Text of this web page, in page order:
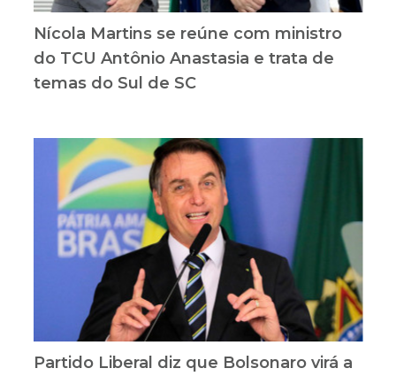
Nícola Martins se reúne com ministro
do TCU Antônio Anastasia e trata de
temas do Sul de SC
Partido Liberal diz que Bolsonaro virá a